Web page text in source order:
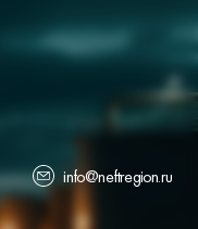
info@neftregion.ru